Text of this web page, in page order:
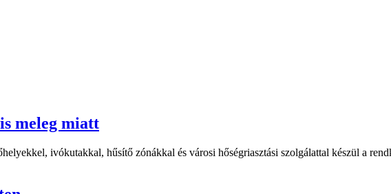
meleg miatt
ivókutakkal, hűsítő zónákkal és városi hőségriasztási szolgálattal készül a